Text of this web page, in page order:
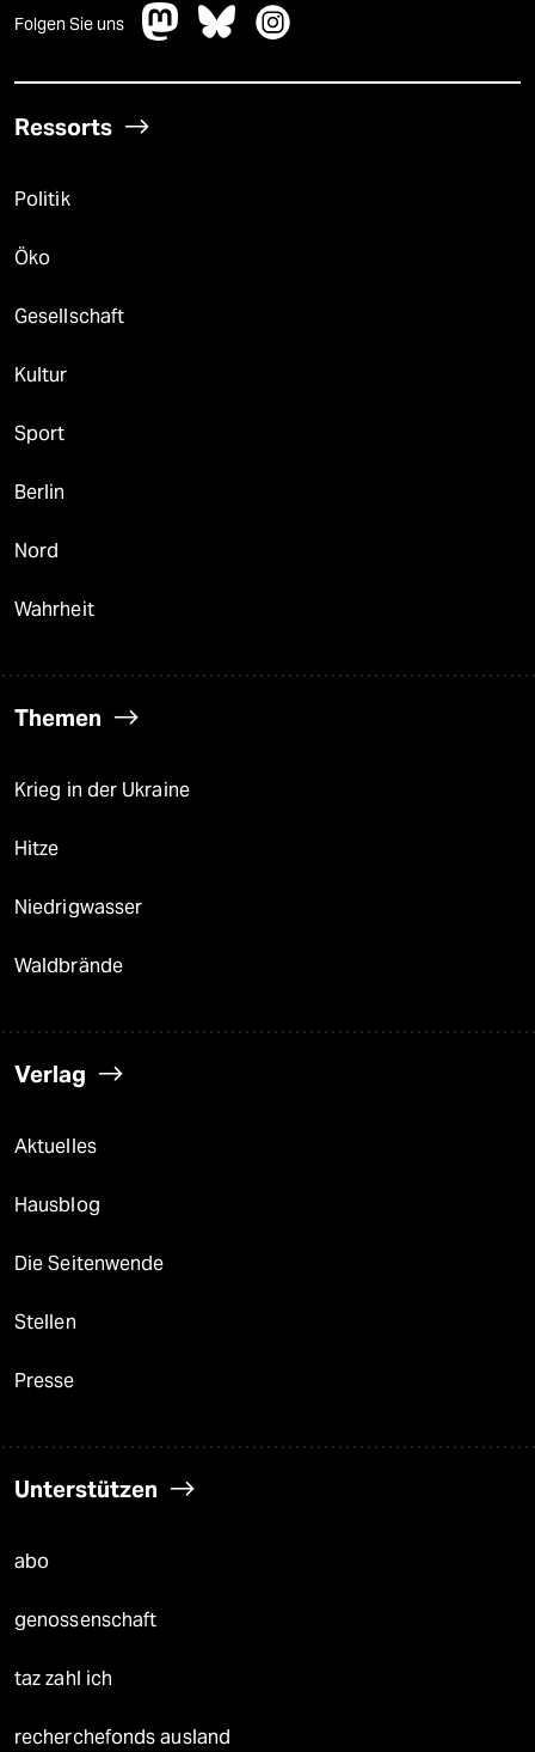
Folgen Sie uns
Ressorts
Politik
Öko
Gesellschaft
Kultur
Sport
Berlin
Nord
Wahrheit
Themen
Krieg in der Ukraine
Hitze
Niedrigwasser
Waldbrände
Verlag
Aktuelles
Hausblog
Die Seitenwende
Stellen
Presse
Unterstützen
abo
genossenschaft
taz zahl ich
recherchefonds ausland